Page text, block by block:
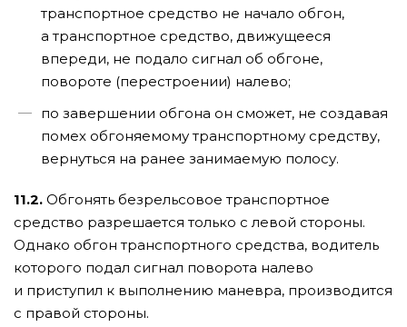
транспортное средство не начало обгон,
а транспортное средство, движущееся
впереди, не подало сигнал об обгоне,
повороте (перестроении) налево;
по завершении обгона он сможет, не создавая
помех обгоняемому транспортному средству,
вернуться на ранее занимаемую полосу.
11.2. Обгонять безрельсовое транспортное
средство разрешается только с левой стороны.
Однако обгон транспортного средства, водитель
которого подал сигнал поворота налево
и приступил к выполнению маневра, производится
с правой стороны.